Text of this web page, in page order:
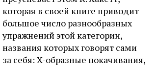
которая в своей книге приводит
большое число разнообразных
упражнений этой категории,
названия которых говорят сами
за себя: X-образные покачивания,